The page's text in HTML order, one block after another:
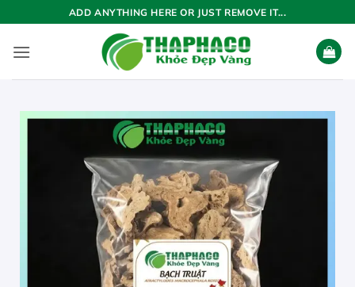
qua
nội
ADD ANYTHING HERE OR JUST REMOVE IT...